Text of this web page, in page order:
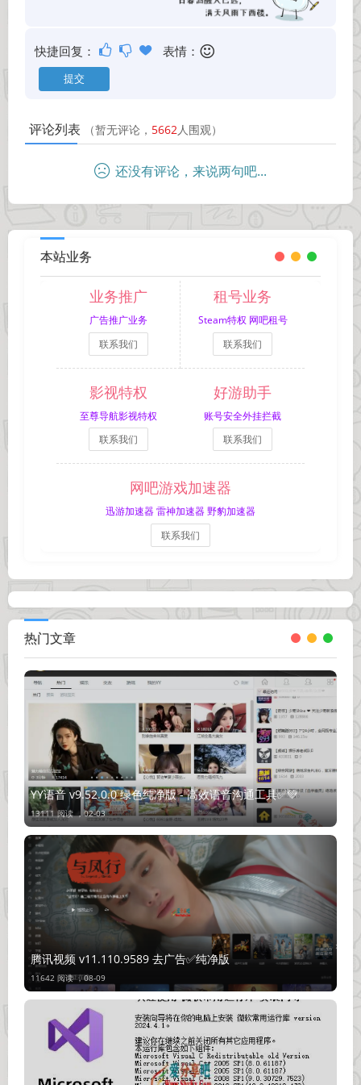
快捷回复： 表情：
评论列表 （暂无评论， 5662 人围观）
还没有评论，来说两句吧...
本站业务
业务推广
广告推广业务
联系我们
租号业务
Steam特权 网吧租号
联系我们
影视特权
至尊导航影视特权
联系我们
好游助手
账号安全外挂拦截
联系我们
网吧游戏加速器
迅游加速器 雷神加速器 野豹加速器
联系我们
热门文章
YY语音 v9.52.0.0 绿色纯净版 - 高效语音沟通工具✅💚
13111 阅读 ， 02-03
腾讯视频 v11.110.9589 去广告✅纯净版
11642 阅读 ，08-09